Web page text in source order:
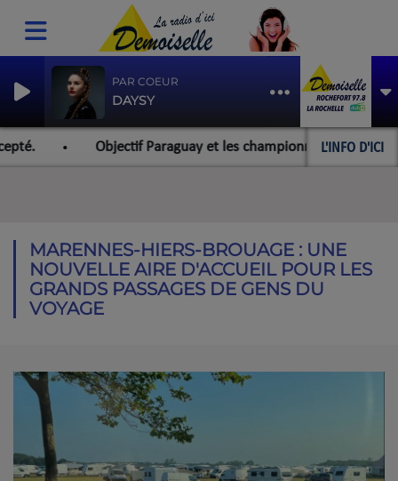
PAR COEUR
DAYSY
L'INFO D'ICI
Objectif Paraguay et les championnats du monde pour
MARENNES-HIERS-BROUAGE : UNE
NOUVELLE AIRE D'ACCUEIL POUR LES
GRANDS PASSAGES DE GENS DU
VOYAGE